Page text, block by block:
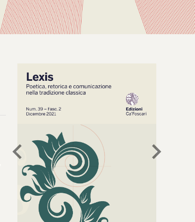
chevron_left chevron_right